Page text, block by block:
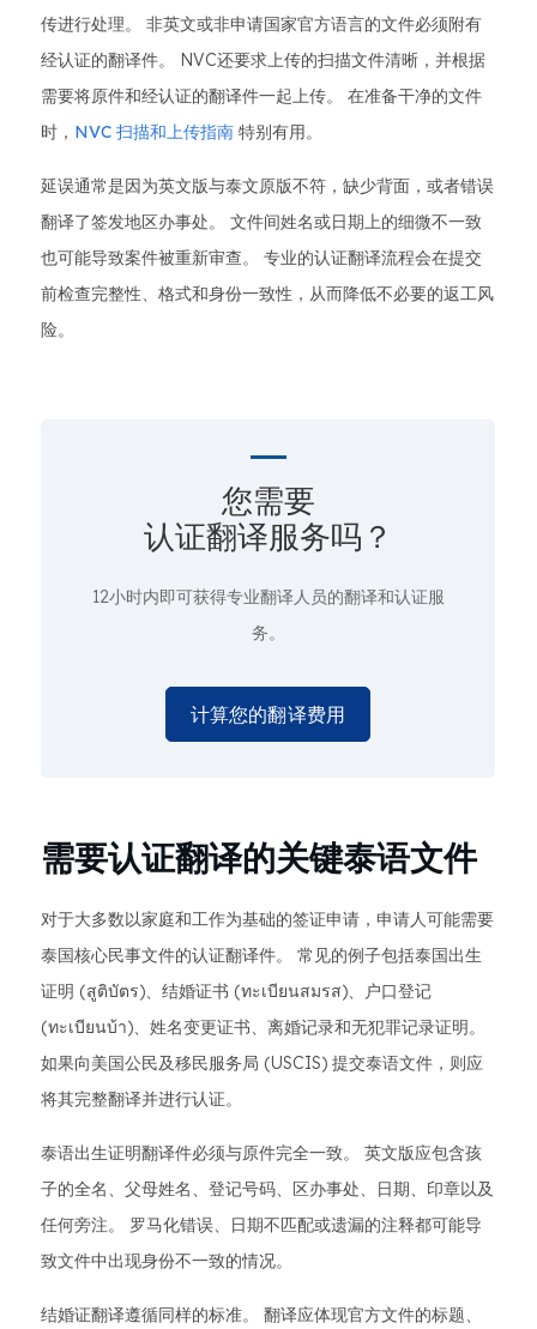
传进行处理。 非英文或非申请国家官方语言的文件必须附有
经认证的翻译件。 NVC还要求上传的扫描文件清晰，并根据
需要将原件和经认证的翻译件一起上传。 在准备干净的文件
时， NVC 扫描和上传指南 特别有用。
延误通常是因为英文版与泰文原版不符，缺少背面，或者错误
翻译了签发地区办事处。 文件间姓名或日期上的细微不一致
也可能导致案件被重新审查。 专业的认证翻译流程会在提交
前检查完整性、格式和身份一致性，从而降低不必要的返工风
险。
您需要
认证翻译服务吗？
12小时内即可获得专业翻译人员的翻译和认证服
务。
计算您的翻译费用
需要认证翻译的关键泰语文件
对于大多数以家庭和工作为基础的签证申请，申请人可能需要
泰国核心民事文件的认证翻译件。 常见的例子包括泰国出生
证明 (สูติบัตร)、结婚证书 (ทะเบียนสมรส)、户口登记
(ทะเบียนบ้า)、姓名变更证书、离婚记录和无犯罪记录证明。
如果向美国公民及移民服务局 (USCIS) 提交泰语文件，则应
将其完整翻译并进行认证。
泰语出生证明翻译件必须与原件完全一致。 英文版应包含孩
子的全名、父母姓名、登记号码、区办事处、日期、印章以及
任何旁注。 罗马化错误、日期不匹配或遗漏的注释都可能导
致文件中出现身份不一致的情况。
结婚证翻译遵循同样的标准。 翻译应体现官方文件的标题、